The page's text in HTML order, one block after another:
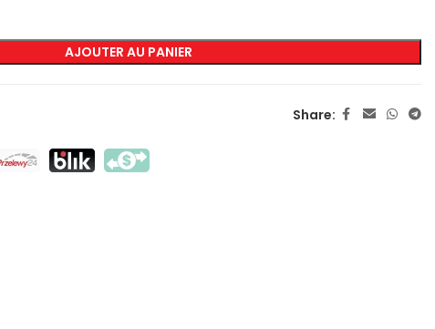
MARQUAGE
DTF
Sublimation
AJOUTER AU PANIER
Share: